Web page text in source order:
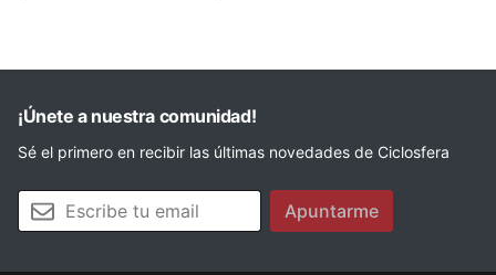
internacionales, era el momento de darle la importancia
¡Únete a nuestra comunidad!
Sé el primero en recibir las últimas novedades de Ciclosfera
Tu email Apuntarme